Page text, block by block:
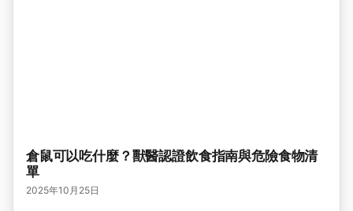
倉鼠可以吃什麼？獸醫認證飲食指南與危險食物清
單
2025年10月25日